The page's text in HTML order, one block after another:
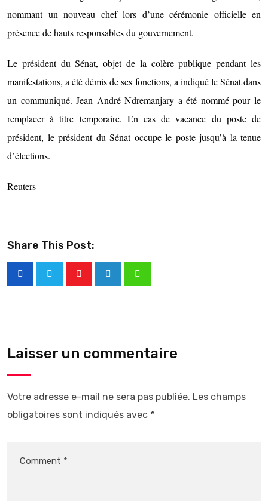
nommant un nouveau chef lors d’une cérémonie officielle en
présence de hauts responsables du gouvernement.
Le président du Sénat, objet de la colère publique pendant les
manifestations, a été démis de ses fonctions, a indiqué le Sénat dans
un communiqué. Jean André Ndremanjary a été nommé pour le
remplacer à titre temporaire. En cas de vacance du poste de
président, le président du Sénat occupe le poste jusqu’à la tenue
d’élections.
Reuters
Share This Post:
Laisser un commentaire
Votre adresse e-mail ne sera pas publiée. Les champs
obligatoires sont indiqués avec *